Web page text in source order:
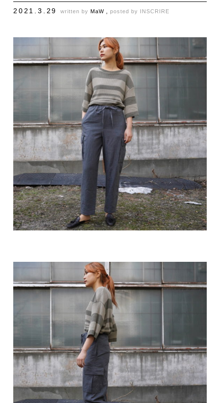
2021.3.29 written by MaW , posted by INSCRIRE